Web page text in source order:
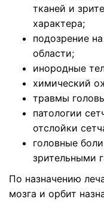
тканей и
характера;
подозрение
области;
инородные
химический
травмы
патологии
отслойки
головные
зрительными
По назначению
мозга и орбит